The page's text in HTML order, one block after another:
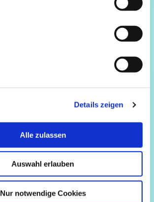
Details zeigen
Alle zulassen
Auswahl erlauben
Nur notwendige Cookies